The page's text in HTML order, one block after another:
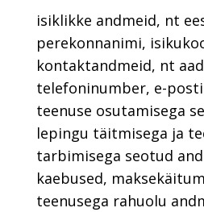
isiklikke andmeid, nt
perekonnanimi,
kontaktandmeid, nt
telefoninumber, e-posti
teenuse osutamisega
lepingu täitmisega ja
tarbimisega seotud
kaebused,
teenusega rahuolu